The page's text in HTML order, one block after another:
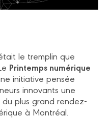
le tremplin que
Printemps numérique
initiative pensée
innovants une
plus grand rendez-
à Montréal.